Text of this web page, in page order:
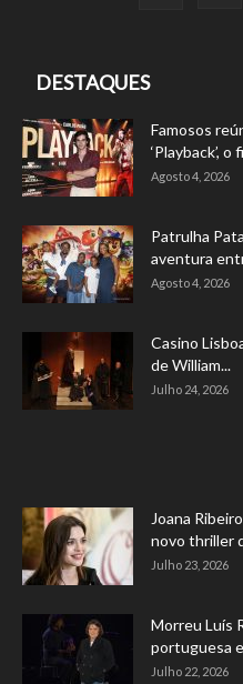
DESTAQUES
Famosos
‘Playback’,
Agosto 4, 2026
Patrulha
aventura
Agosto 4, 2026
Casino
de William...
Julho 24, 2026
Joana
novo thriller
Julho 23, 2026
Morreu Luís
portuguesa
Julho 22, 2026